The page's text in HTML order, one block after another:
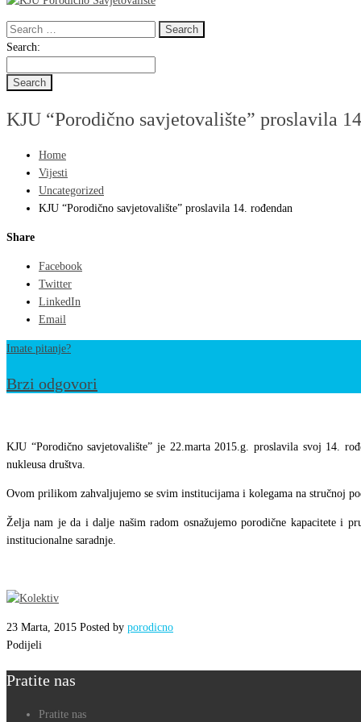
Search
for:
Search
Search:
KJU “Porodično savjetovalište” proslavila
Home
Vijesti
Uncategorized
KJU “Porodično savjetovalište” proslavila 14. rođendan
Share
Facebook
Twitter
LinkedIn
Email
Imate pitanje?
Brzi odgovori
“Porodično
savjetovalište”
proslavila
rođendan
KJU “Porodično savjetovalište” je 22.marta 2015.g. proslavila svoj 14.
nukleusa društva.
Ovom prilikom zahvaljujemo se svim institucijama i kolegama na stručnoj
Želja nam je da i dalje našim radom osnažujemo porodične kapacitete i
institucionalne saradnje.
23 Marta, 2015 Posted by porodicno
Podijeli
Pratite nas
Pratite nas